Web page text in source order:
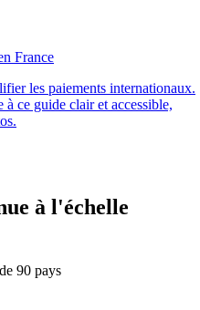
France
les paiements internationaux.
à ce guide clair et accessible,
à l'échelle
90 pays